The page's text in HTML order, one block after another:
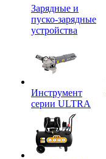
Зарядные и
пуско-зарядные
устройства
Инструмент
серии ULTRA